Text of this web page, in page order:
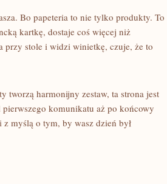
Bo papeteria to nie tylko produkty. To
kartkę, dostaje coś więcej niż
przy stole i widzi winietkę, czuje, że to
tworzą harmonijny zestaw, ta strona jest
komunikatu aż po końcowy
myślą o tym, by wasz dzień był